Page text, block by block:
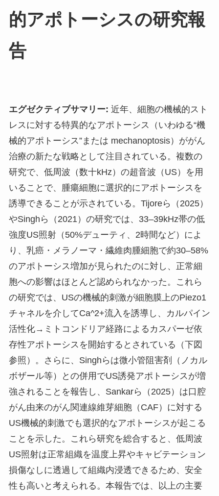
的アポトーシスの研究報
告
エグゼクティブサマリー: 近年、細胞の機械的スト
レスに対する特異的なアポトーシス（いわゆる“機
械的アポトーシス”または mechanoptosis）ががん
治療の新たな戦略として注目されている。複数の
研究で、低周波（数十kHz）の超音波（US）を用
いることで、腫瘍細胞に選択的にアポトーシスを
誘導できることが示されている。Tijoreら（2025）
やSinghら（2021）の研究では、33–39kHz帯の低
強度US照射（50%デューティ、2時間など）によ
り、乳癌・メラノーマ・繊維肉腫細胞で約30–58%
のアポトーシス増加が見られたのに対し、正常細
胞への影響はほとんど認められなかった。これら
の研究では、USの機械的刺激が細胞膜上のPiezo1
チャネルを介してCa^2+流入を誘導し、カルパイン
活性化→ミトコンドリア経路によるカスパーゼ依
存性アポトーシスを開始するとされている （下図
参照）。さらに、Singhらは微小管阻害剤（ノカル
ボザール等）との併用でUS誘発アポトーシスが増
強されることを報告し 、Sankarら（2025）は口腔
がん由来のがん関連線維芽細胞（CAF）に対する
US機械的刺激でも選択的なアポトーシスが起こる
ことを示した。これら研究を総合すると、低周波
US照射は正常組織を温度上昇やキャビテーション
損傷なしに透過して組織内浸透できるため、安全
性も高いと考えられる。本報告では、以上の主要